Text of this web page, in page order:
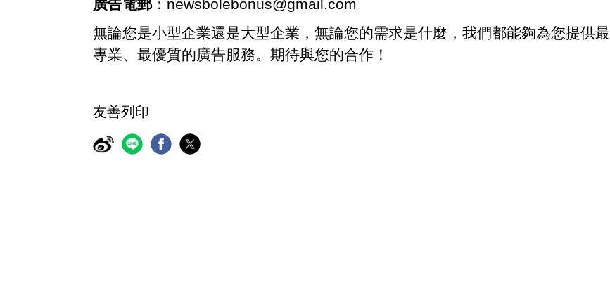
廣告電郵： newsbolebonus@gmail.com
無論您是小型企業還是大型企業，無論您的需求是什麼，我們都能夠為您提供最
專業、最優質的廣告服務。期待與您的合作！
友善列印